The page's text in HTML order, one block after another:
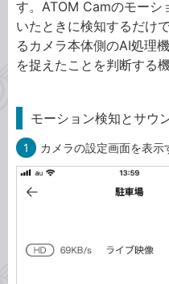
す。ATOM Camのモーシ
いたときに検知するだけ
るカメラ本体側のAI処理
を捉えたことを判断する
モーション検知とサウ
1 カメラの設定画面を表示